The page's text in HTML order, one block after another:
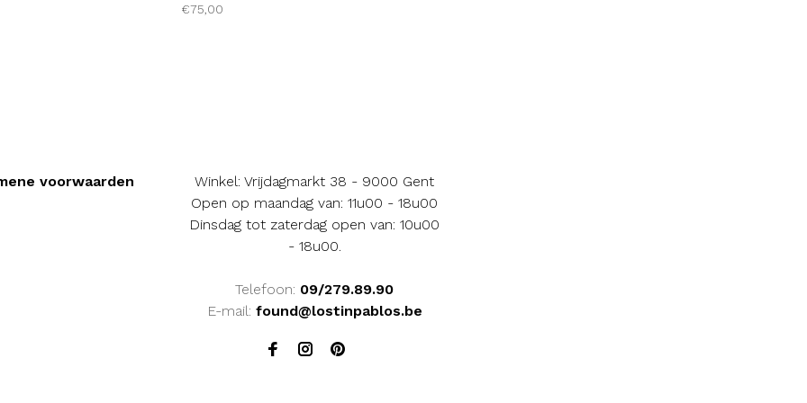
€75,00
voorwaarden
Winkel: Vrijdagmarkt 38 - 9000 Gent
Open op maandag van: 11u00 - 18u00
Dinsdag tot zaterdag open van: 10u00
- 18u00.
Telefoon: 09/279.89.90
E-mail: found@lostinpablos.be